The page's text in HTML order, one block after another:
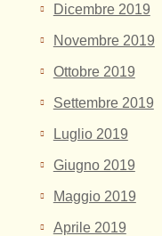
Dicembre 2019
Novembre 2019
Ottobre 2019
Settembre 2019
Luglio 2019
Giugno 2019
Maggio 2019
Aprile 2019